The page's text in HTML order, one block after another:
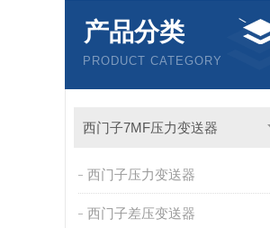
产品分类
PRODUCT CATEGORY
西门子7MF压力变送器
西门子压力变送器
西门子差压变送器